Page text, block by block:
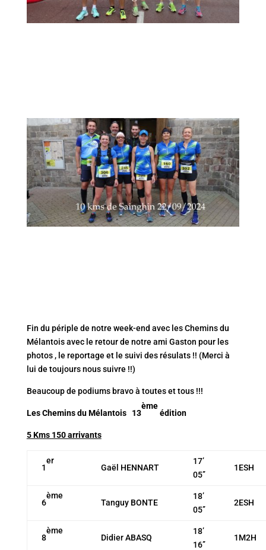
Fin du périple de notre week-end avec les Chemins du
Mélantois avec le retour de notre ami Gaston pour les
photos , le reportage et le suivi des résulats !! (Merci à
lui de toujours nous suivre !!)
Beaucoup de podiums bravo à toutes et tous !!!
Les Chemins du Mélantois 13
ème
édition
5 Kms 150 arrivants
1
er
Gaël HENNART
17’
05’’
1ESH
6
ème
Tanguy BONTE
18’
05’’
2ESH
8
ème
Didier ABASQ
18’
16’’
1M2H